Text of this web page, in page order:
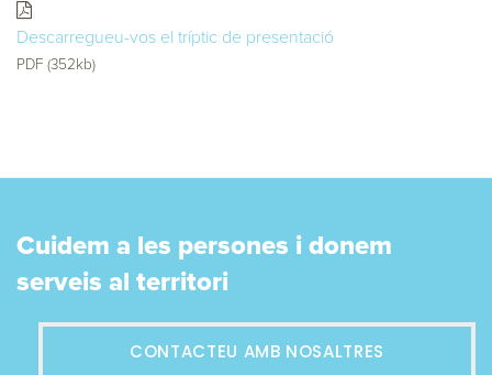
Descarregueu-vos el tríptic de presentació
PDF (352kb)
Cuidem a les persones i donem
serveis al territori
CONTACTEU AMB NOSALTRES